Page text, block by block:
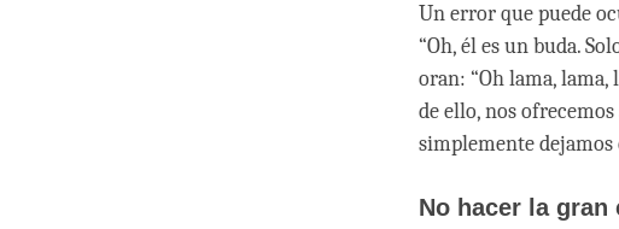
Un error que puede
“Oh, él es un buda.
oran: “Oh lama, lama,
de ello, nos
simplemente dejamos
No hacer la gran